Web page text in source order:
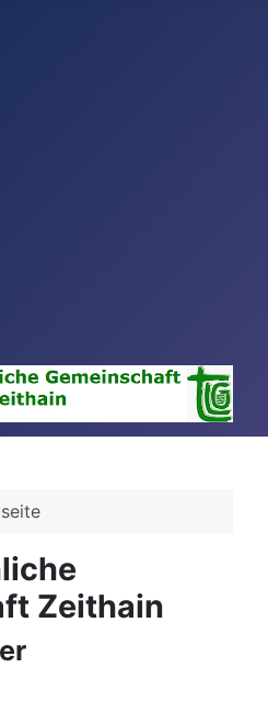
Zeithain